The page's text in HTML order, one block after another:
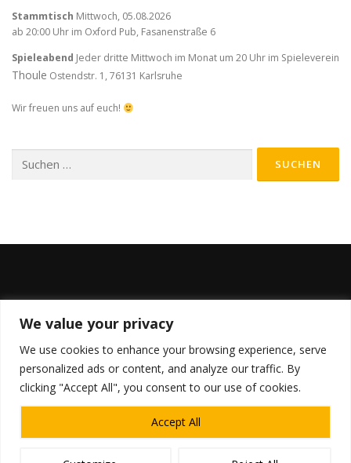
We value your privacy
We use cookies to enhance your browsing experience, serve
personalized ads or content, and analyze our traffic. By
clicking "Accept All", you consent to our use of cookies.
Accept All
Stammtisch Mittwoch, 05.08.2026
ab 20:00 Uhr im Oxford Pub, Fasanenstraße 6
Spieleabend Jeder dritte Mittwoch im Monat um 20 Uhr im Spieleverein
Thoule Ostendstr. 1, 76131 Karlsruhe
Wir freuen uns auf euch!
nach:
Copyright © 2026 SfKa e.V.–OnePressTheme von